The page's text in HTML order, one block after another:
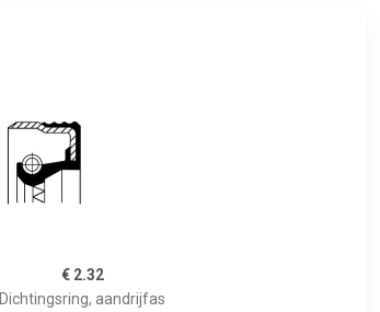
€ 2.32
Dichtingsring, aandrijfas